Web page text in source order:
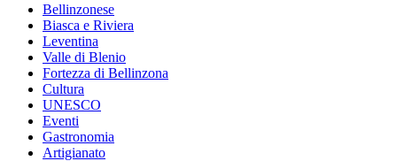
Bellinzonese
Biasca e Riviera
Leventina
Valle di Blenio
Fortezza di Bellinzona
Cultura
UNESCO
Eventi
Gastronomia
Artigianato